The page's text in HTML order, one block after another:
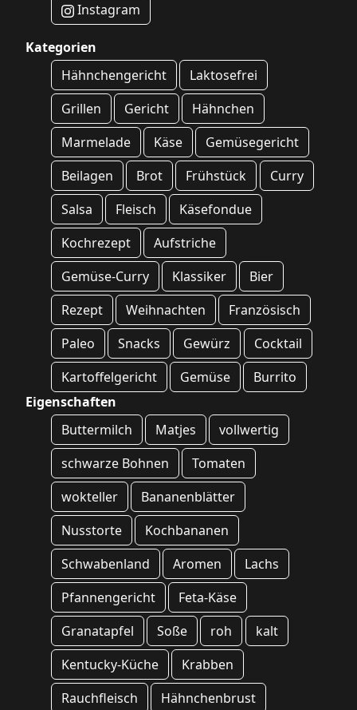
Instagram
Kategorien
Hähnchengericht
Laktosefrei
Grillen
Gericht
Hähnchen
Marmelade
Käse
Gemüsegericht
Beilagen
Brot Frühstück
Curry
Salsa
Fleisch
Käsefondue
Kochrezept
Aufstriche
Gemüse-Curry
Klassiker
Bier
Rezept
Weihnachten
Französisch
Paleo
Snacks Gewürz
Cocktail
Kartoffelgericht
Gemüse
Burrito
Eigenschaften
Buttermilch
Matjes
vollwertig
schwarze Bohnen
Tomaten
wokteller
Bananenblätter
Nusstorte
Kochbananen
Schwabenland
Aromen
Lachs
Pfannengericht
Feta-Käse
Granatapfel
Soße roh
kalt
Kentucky-Küche
Krabben
Rauchfleisch
Hähnchenbrust